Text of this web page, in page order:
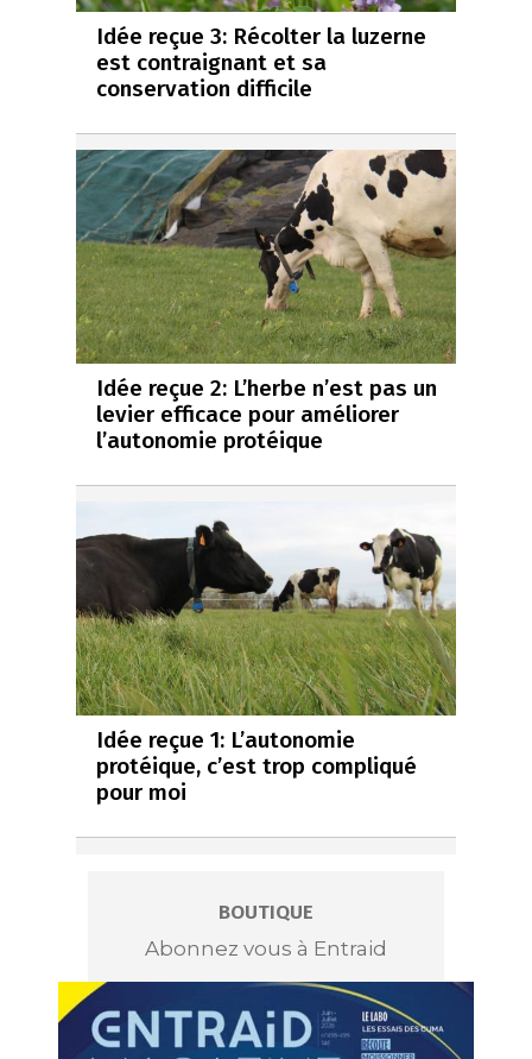
Idée reçue 3: Récolter la luzerne
est contraignant et sa
conservation difficile
Idée reçue 2: L’herbe n’est pas un
levier efficace pour améliorer
l’autonomie protéique
Idée reçue 1: L’autonomie
protéique, c’est trop compliqué
pour moi
BOUTIQUE
Abonnez vous à Entraid